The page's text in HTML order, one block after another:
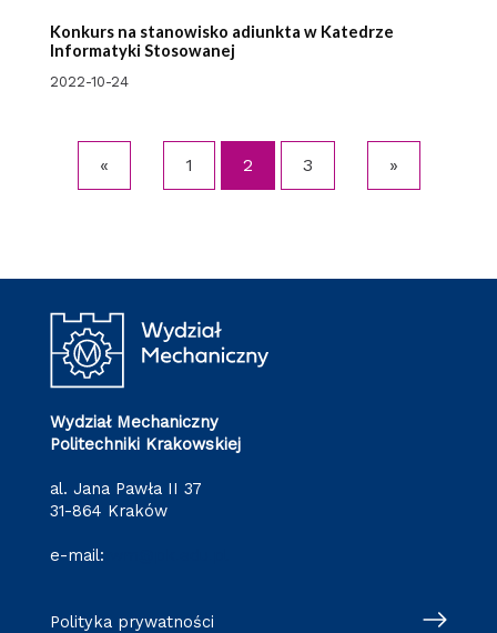
Konkurs na stanowisko adiunkta w Katedrze
Informatyki Stosowanej
2022-10-24
« 1 2 3 »
Wydział Mechaniczny
Politechniki Krakowskiej
al. Jana Pawła II 37
31-864 Kraków
e-mail:
Polityka prywatności